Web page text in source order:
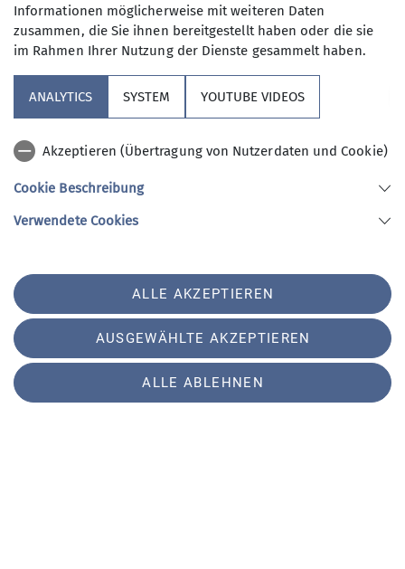
besser gemacht hat. Es gab leckeres Essen, und
am Abend wurde gegrillt – sogar mit einem
Lagerfeuer! Außerdem standen zwei Ausflüge auf
dem Programm: Am Samstag ging es in die
Aschauer Klamm und am Sonntag auf die Rosskar
Scharte. Eine Teilnehmerin hatte ihre erste Tour
mit über 1.000 hm! Insgesamt war es ein rundum
Erinnerung bleiben wird!
Informationen möglicherweise mit weiteren Daten
zusammen, die Sie ihnen bereitgestellt haben oder die sie
im Rahmen Ihrer Nutzung der Dienste gesammelt haben.
ANALYTICS SYSTEM YOUTUBE VIDEOS
Akzeptieren (Übertragung von Nutzerdaten und Cookie)
Cookie Beschreibung
Verwendete Cookies
ALLE AKZEPTIEREN
AUSGEWÄHLTE AKZEPTIEREN
ALLE ABLEHNEN